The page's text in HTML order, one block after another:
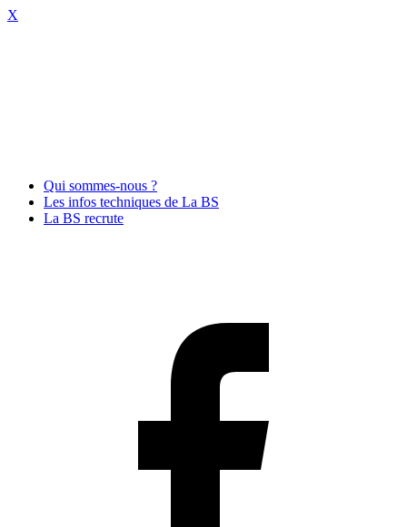
X
Qui sommes-nous ?
Les infos techniques de La BS
La BS recrute